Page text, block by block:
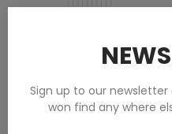
Sign up to our
won find any where